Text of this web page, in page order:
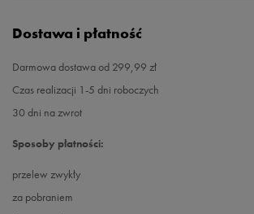
Dostawa i płatność
Darmowa dostawa od 299,99 zł
Czas realizacji 1-5 dni roboczych
30 dni na zwrot
Sposoby płatności:
przelew zwykły
za pobraniem